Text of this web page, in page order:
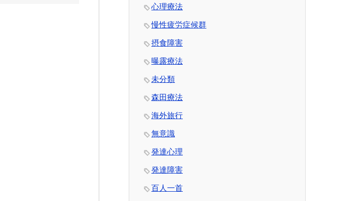
心理療法
慢性疲労症候群
摂食障害
曝露療法
未分類
森田療法
海外旅行
無意識
発達心理
発達障害
百人一首